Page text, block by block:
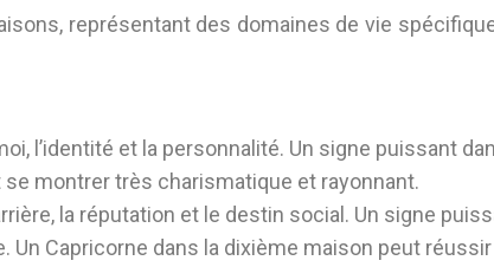
représentant des domaines de vie
l’identité et la personnalité. Un signe puissant
montrer très charismatique et rayonnant.
la réputation et le destin social. Un signe
Un Capricorne dans la dixième maison peut